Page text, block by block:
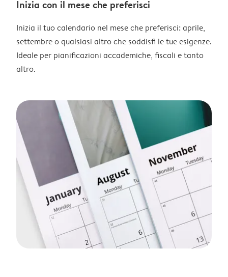
Inizia con il mese che preferisci
Inizia il tuo calendario nel mese che preferisci: aprile,
settembre o qualsiasi altro che soddisfi le tue esigenze.
Ideale per pianificazioni accademiche, fiscali e tanto
altro.